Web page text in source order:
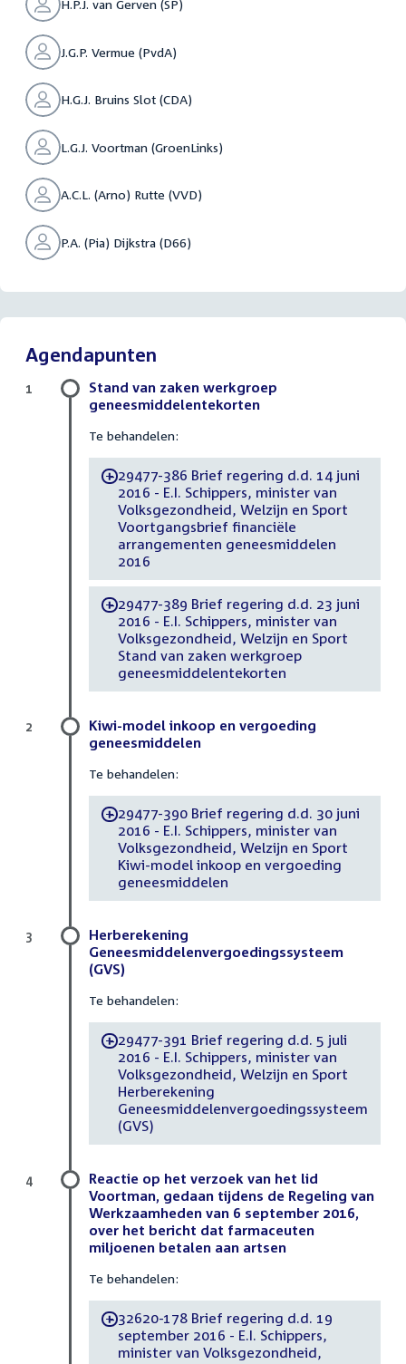
H.P.J. van Gerven (SP)
J.G.P. Vermue (PvdA)
H.G.J. Bruins Slot (CDA)
L.G.J. Voortman (GroenLinks)
A.C.L. (Arno) Rutte (VVD)
P.A. (Pia) Dijkstra (D66)
Agendapunten
Stand van zaken werkgroep
geneesmiddelentekorten
Te behandelen:
-29477-386 Brief regering d.d. 14 juni
2016 - E.I. Schippers, minister van
Volksgezondheid, Welzijn en Sport
Voortgangsbrief financiële
arrangementen geneesmiddelen
2016
-29477-389 Brief regering d.d. 23 juni
2016 - E.I. Schippers, minister van
Volksgezondheid, Welzijn en Sport
Stand van zaken werkgroep
geneesmiddelentekorten
1
Kiwi-model inkoop en vergoeding
geneesmiddelen
Te behandelen:
-29477-390 Brief regering d.d. 30 juni
2016 - E.I. Schippers, minister van
Volksgezondheid, Welzijn en Sport
Kiwi-model inkoop en vergoeding
geneesmiddelen
2
Herberekening
Geneesmiddelenvergoedingssysteem
(GVS)
Te behandelen:
-29477-391 Brief regering d.d. 5 juli
2016 - E.I. Schippers, minister van
Volksgezondheid, Welzijn en Sport
Herberekening
Geneesmiddelenvergoedingssysteem
(GVS)
3
Reactie op het verzoek van het lid
Voortman, gedaan tijdens de Regeling van
Werkzaamheden van 6 september 2016,
over het bericht dat farmaceuten
miljoenen betalen aan artsen
Te behandelen:
-32620-178 Brief regering d.d. 19
september 2016 - E.I. Schippers,
minister van Volksgezondheid,
4